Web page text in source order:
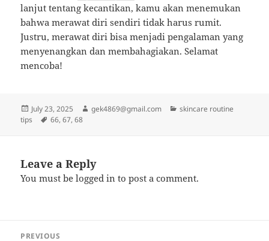
lanjut tentang kecantikan, kamu akan menemukan
bahwa merawat diri sendiri tidak harus rumit.
Justru, merawat diri bisa menjadi pengalaman yang
menyenangkan dan membahagiakan. Selamat
mencoba!
Posted
on
July 23, 2025 Author
gek4869@gmail.com Categories
skincare routine
tips
Tags
66,67,68
Leave a Reply
You must belogged in to post a comment.
PREVIOUS